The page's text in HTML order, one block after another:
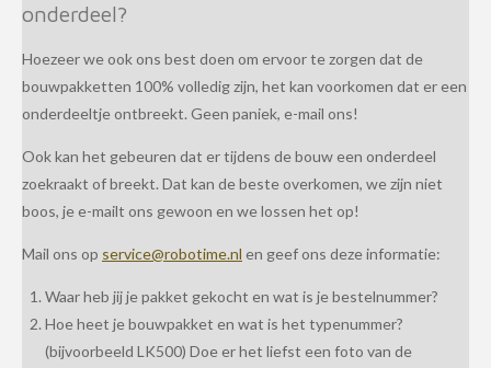
onderdeel?
Hoezeer we ook ons best doen om ervoor te zorgen dat de
bouwpakketten 100% volledig zijn, het kan voorkomen dat er een
onderdeeltje ontbreekt. Geen paniek, e-mail ons!
Ook kan het gebeuren dat er tijdens de bouw een onderdeel
zoekraakt of breekt. Dat kan de beste overkomen, we zijn niet
boos, je e-mailt ons gewoon en we lossen het op!
Mail ons op service@robotime.nl en geef ons deze informatie:
Waar heb jij je pakket gekocht en wat is je bestelnummer?
Hoe heet je bouwpakket en wat is het typenummer?
(bijvoorbeeld LK500) Doe er het liefst een foto van de